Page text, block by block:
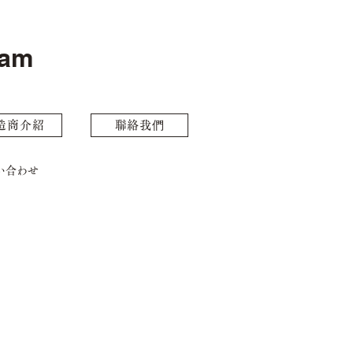
商介紹 聯絡我們
合わせ